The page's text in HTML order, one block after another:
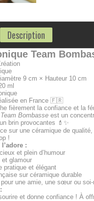
Description
Team
9 cm × Hauteur 10 cm
ml
en France 🇫🇷
fièrement la confiance et la
Team Bombasse est un
brin provocantes 💄✨
sur une céramique de
!
:
et plein d’humour
et glamour
pratique et élégant
sur céramique durable
pour une amie, une sœur ou
et donne confiance ! À